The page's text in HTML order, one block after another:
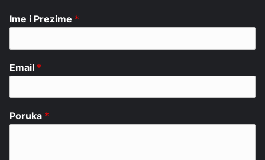
Ime i Prezime *
Email *
Poruka *